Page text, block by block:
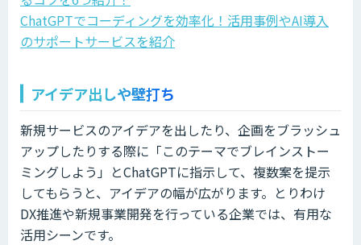
ChatGPTでコーディングを効率化！活用事例やAI導入
のサポートサービスを紹介
アイデア出しや壁打ち
新規サービスのアイデアを出したり、企画をブラッシュ
アップしたりする際に「このテーマでブレインストー
ミングしよう」とChatGPTに指示して、複数案を提示
してもらうと、アイデアの幅が広がります。とりわけ
DX推進や新規事業開発を行っている企業では、有用な
活用シーンです。